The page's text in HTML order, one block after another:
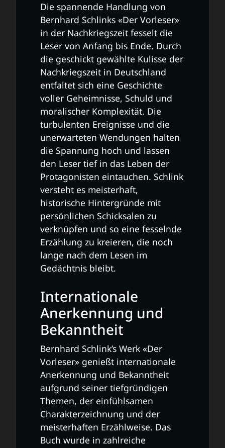
Die spannende Handlung von
Bernhard Schlinks «Der Vorleser»
in der Nachkriegszeit fesselt die
Leser von Anfang bis Ende. Durch
die geschickt gewählte Kulisse der
Nachkriegszeit in Deutschland
entfaltet sich eine Geschichte
voller Geheimnisse, Schuld und
moralischer Komplexität. Die
turbulenten Ereignisse und die
unerwarteten Wendungen halten
die Spannung hoch und lassen
den Leser tief in das Leben der
Protagonisten eintauchen. Schlink
versteht es meisterhaft,
historische Hintergründe mit
persönlichen Schicksalen zu
verknüpfen und so eine fesselnde
Erzählung zu kreieren, die noch
lange nach dem Lesen im
Gedächtnis bleibt.
Internationale
Anerkennung und
Bekanntheit
Bernhard Schlink’s Werk «Der
Vorleser» genießt internationale
Anerkennung und Bekanntheit
aufgrund seiner tiefgründigen
Themen, der einfühlsamen
Charakterzeichnung und der
meisterhaften Erzählweise. Das
Buch wurde in zahlreiche